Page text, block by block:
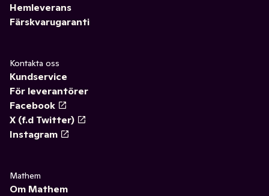
Hemleverans
Färskvarugaranti
Kontakta oss
Kundservice
För leverantörer
Facebook
X (f.d Twitter)
Instagram
Mathem
Om Mathem